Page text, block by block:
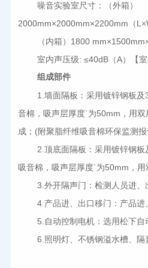
噪音实验室尺寸：（外箱）
2000mm×2000mm×2200mm（
（内箱）1800
室内声压级: ≤40dB（A）【
组成部件
1.墙面隔板：采用镀锌钢板
音棉，吸声层厚度`为50mm，用
成；(附聚脂纤维吸音棉环保监测
2.顶底面隔板：采用镀锌钢
吸音棉，吸声层厚度`为50mm，用
3.外开隔声门：检测人员进、
4. 产品进、出口移门：产品进
5. 自动控制电机：选用松下自
6. 照明灯、不锈钢溢水槽、隔